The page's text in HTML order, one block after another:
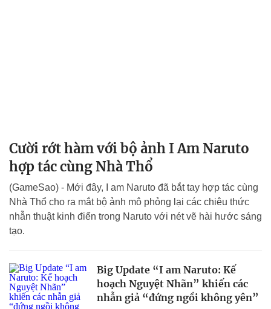
Cười rớt hàm với bộ ảnh I Am Naruto
hợp tác cùng Nhà Thổ
(GameSao) - Mới đây, I am Naruto đã bắt tay hợp tác cùng
Nhà Thổ cho ra mắt bộ ảnh mô phỏng lại các chiêu thức
nhẫn thuật kinh điển trong Naruto với nét vẽ hài hước sáng
tạo.
Big Update “I am Naruto: Kế
hoạch Nguyệt Nhãn” khiến các
nhẫn giả “đứng ngồi không yên”